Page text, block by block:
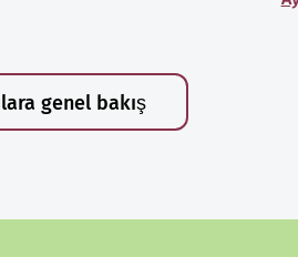
genel bakış